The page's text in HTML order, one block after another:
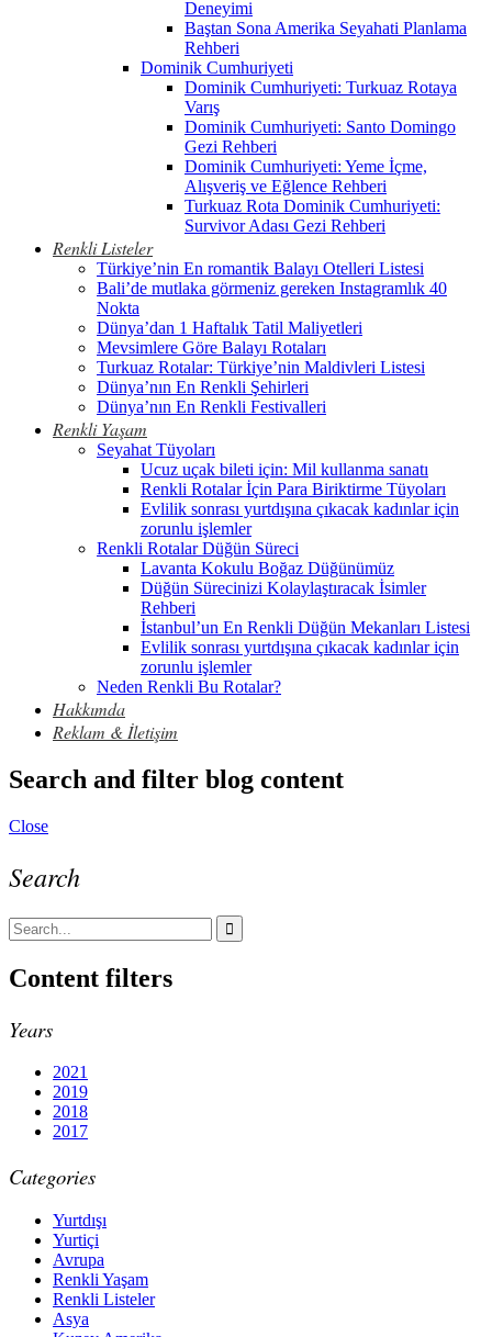
Deneyimi
Baştan Sona Amerika Seyahati Planlama
Rehberi
Dominik Cumhuriyeti
Dominik Cumhuriyeti: Turkuaz Rotaya
Varış
Dominik Cumhuriyeti: Santo Domingo
Gezi Rehberi
Dominik Cumhuriyeti: Yeme İçme,
Alışveriş ve Eğlence Rehberi
Turkuaz Rota Dominik Cumhuriyeti:
Survivor Adası Gezi Rehberi
Renkli Listeler
Türkiye’nin En romantik Balayı Otelleri Listesi
Bali’de mutlaka görmeniz gereken Instagramlık 40
Nokta
Dünya’dan 1 Haftalık Tatil Maliyetleri
Mevsimlere Göre Balayı Rotaları
Turkuaz Rotalar: Türkiye’nin Maldivleri Listesi
Dünya’nın En Renkli Şehirleri
Dünya’nın En Renkli Festivalleri
Renkli Yaşam
Seyahat Tüyoları
Ucuz uçak bileti için: Mil kullanma sanatı
Renkli Rotalar İçin Para Biriktirme Tüyoları
Evlilik sonrası yurtdışına çıkacak kadınlar için
zorunlu işlemler
Renkli Rotalar Düğün Süreci
Lavanta Kokulu Boğaz Düğünümüz
Düğün Sürecinizi Kolaylaştıracak İsimler
Rehberi
İstanbul’un En Renkli Düğün Mekanları Listesi
Evlilik sonrası yurtdışına çıkacak kadınlar için
zorunlu işlemler
Neden Renkli Bu Rotalar?
Hakkımda
Reklam & İletişim
Search and filter blog content
Close
Search
Content filters
Years
2021
2019
2018
2017
Categories
Yurtdışı
Yurtiçi
Avrupa
Renkli Yaşam
Renkli Listeler
Asya